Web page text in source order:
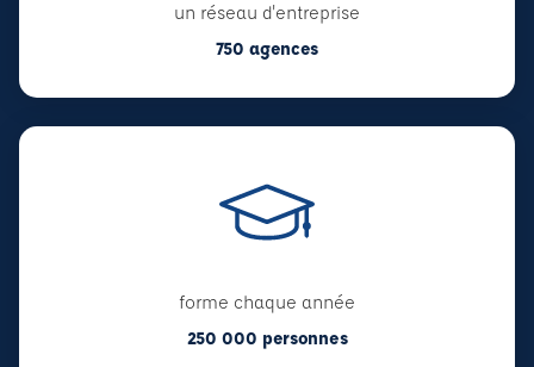
un réseau d'entreprise
750 agences
forme chaque année
250 000 personnes